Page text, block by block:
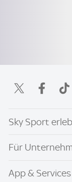
Sky Sport
Für
App & Services